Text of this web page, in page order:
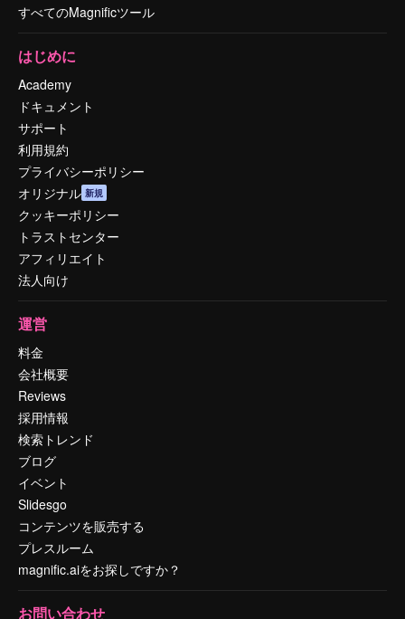
すべてのMagnificツール
はじめに
Academy
ドキュメント
サポート
利用規約
プライバシーポリシー
オリジナル 新規
クッキーポリシー
トラストセンター
アフィリエイト
法人向け
運営
料金
会社概要
Reviews
採用情報
検索トレンド
ブログ
イベント
Slidesgo
コンテンツを販売する
プレスルーム
magnific.aiをお探しですか？
お問い合わせ